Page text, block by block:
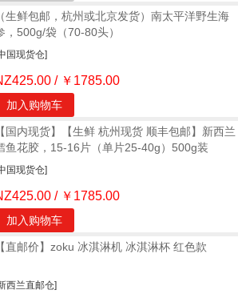
（生鲜包邮，杭州或北京发货）南太平洋野生海
，500g/袋（70-80头）
国现货仓]
/ ￥1785.00
加入购物车
【国内现货】【生鲜 杭州现货 顺丰包邮】新西兰
鱼花胶，15-16片（单片25-40g）500g装
国现货仓]
/ ￥1785.00
加入购物车
【直邮价】zoku 冰淇淋机 冰淇淋杯 红色款
西兰直邮仓]